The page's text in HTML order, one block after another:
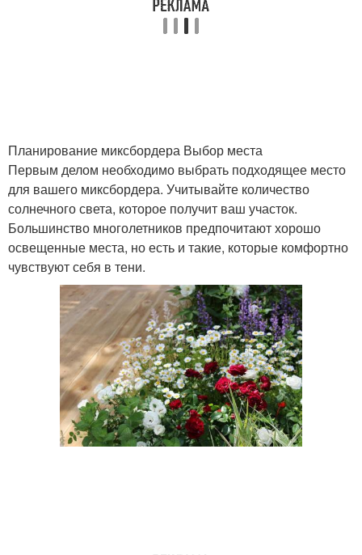
Планирование миксбордера Выбор места
Первым делом необходимо выбрать подходящее место
для вашего миксбордера. Учитывайте количество
солнечного света, которое получит ваш участок.
Большинство многолетников предпочитают хорошо
освещенные места, но есть и такие, которые комфортно
чувствуют себя в тени.